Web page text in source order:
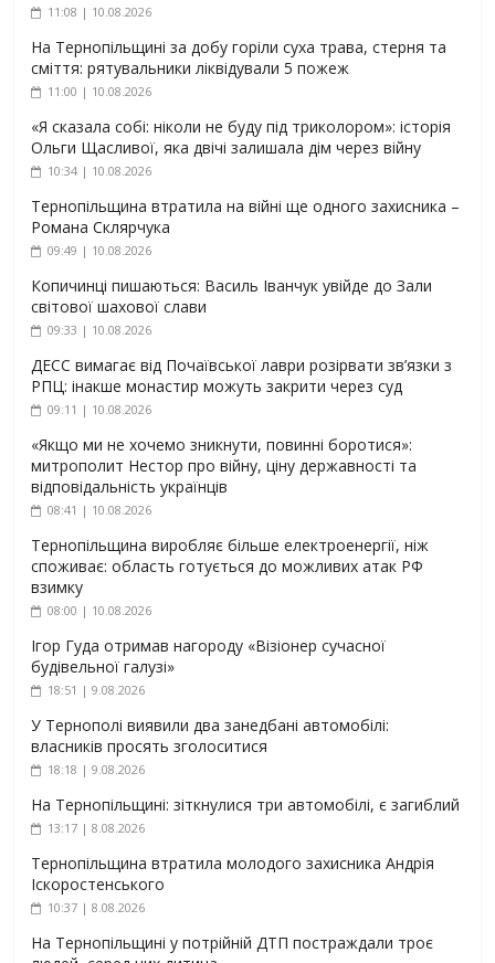
11:08 | 10.08.2026
На Тернопільщині за добу горіли суха трава, стерня та
сміття: рятувальники ліквідували 5 пожеж
11:00 | 10.08.2026
«Я сказала собі: ніколи не буду під триколором»: історія
Ольги Щасливої, яка двічі залишала дім через війну
10:34 | 10.08.2026
Тернопільщина втратила на війні ще одного захисника –
Романа Склярчука
09:49 | 10.08.2026
Копичинці пишаються: Василь Іванчук увійде до Зали
світової шахової слави
09:33 | 10.08.2026
ДЕСС вимагає від Почаївської лаври розірвати зв’язки з
РПЦ: інакше монастир можуть закрити через суд
09:11 | 10.08.2026
«Якщо ми не хочемо зникнути, повинні боротися»:
митрополит Нестор про війну, ціну державності та
відповідальність українців
08:41 | 10.08.2026
Тернопільщина виробляє більше електроенергії, ніж
споживає: область готується до можливих атак РФ
взимку
08:00 | 10.08.2026
Ігор Гуда отримав нагороду «Візіонер сучасної
будівельної галузі»
18:51 | 9.08.2026
У Тернополі виявили два занедбані автомобілі:
власників просять зголоситися
18:18 | 9.08.2026
На Тернопільщині: зіткнулися три автомобілі, є загиблий
13:17 | 8.08.2026
Тернопільщина втратила молодого захисника Андрія
Іскоростенського
10:37 | 8.08.2026
На Тернопільщині у потрійній ДТП постраждали троє